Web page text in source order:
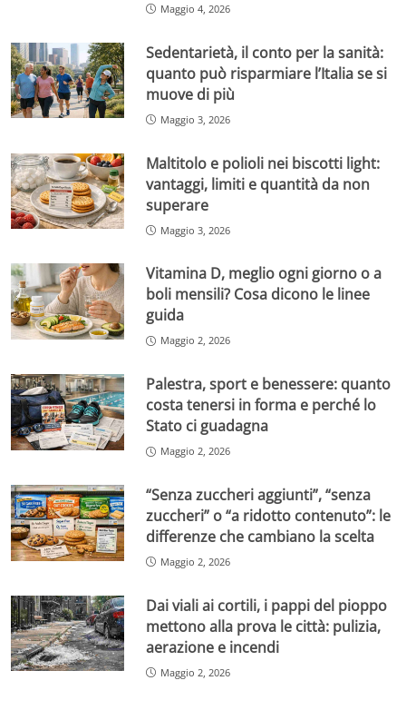
Maggio 4, 2026
Sedentarietà, il conto per la sanità:
quanto può risparmiare l’Italia se si
muove di più
Maggio 3, 2026
Maltitolo e polioli nei biscotti light:
vantaggi, limiti e quantità da non
superare
Maggio 3, 2026
Vitamina D, meglio ogni giorno o a
boli mensili? Cosa dicono le linee
guida
Maggio 2, 2026
Palestra, sport e benessere: quanto
costa tenersi in forma e perché lo
Stato ci guadagna
Maggio 2, 2026
“Senza zuccheri aggiunti”, “senza
zuccheri” o “a ridotto contenuto”: le
differenze che cambiano la scelta
Maggio 2, 2026
Dai viali ai cortili, i pappi del pioppo
mettono alla prova le città: pulizia,
aerazione e incendi
Maggio 2, 2026